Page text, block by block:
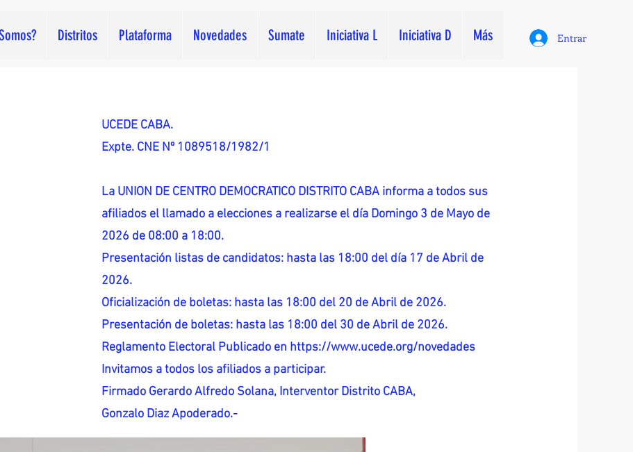
Distritos Plataforma Novedades Sumate Iniciativa L Iniciativa D Más Entrar
UCEDE CABA.
Expte. CNE Nº 1089518/1982/1
La UNION DE CENTRO DEMOCRATICO DISTRITO CABA informa a todos sus
afiliados el llamado a elecciones a realizarse el día Domingo 3 de Mayo de
2026 de 08:00 a 18:00.
Presentación listas de candidatos: hasta las 18:00 del día 17 de Abril de
2026.
Oficialización de boletas: hasta las 18:00 del 20 de Abril de 2026.
Presentación de boletas: hasta las 18:00 del 30 de Abril de 2026.
Reglamento Electoral Publicado en https://www.ucede.org/novedades
Invitamos a todos los afiliados a participar.
Firmado Gerardo Alfredo Solana, Interventor Distrito CABA,
Gonzalo Diaz Apoderado.-